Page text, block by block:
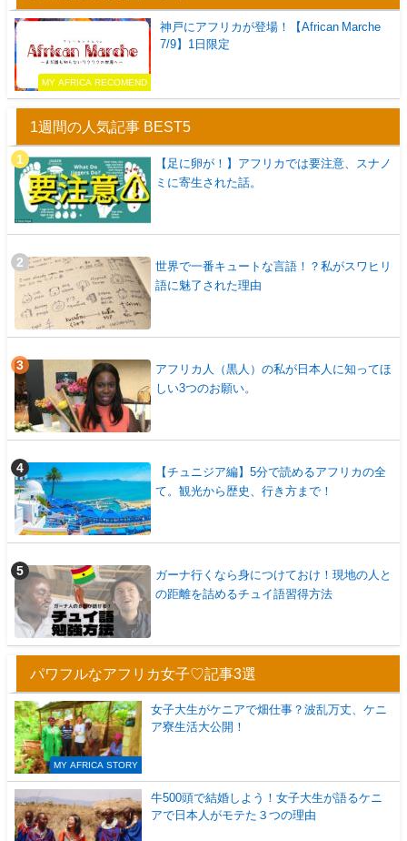
MY AFRICA RECOMEND
神戸にアフリカが登場！【African Marche
7/9】1日限定
1週間の人気記事 BEST5
【足に卵が！】アフリカでは要注意、スナノ
ミに寄生された話。
世界で一番キュートな言語！？私がスワヒリ
語に魅了された理由
アフリカ人（黒人）の私が日本人に知ってほ
しい3つのお願い。
【チュニジア編】5分で読めるアフリカの全
て。観光から歴史、行き方まで！
ガーナ行くなら身につけておけ！現地の人と
の距離を詰めるチュイ語習得方法
パワフルなアフリカ女子♡記事3選
MY AFRICA STORY
女子大生がケニアで畑仕事？波乱万丈、ケニ
ア寮生活大公開！
牛500頭で結婚しよう！女子大生が語るケニ
アで日本人がモテた３つの理由